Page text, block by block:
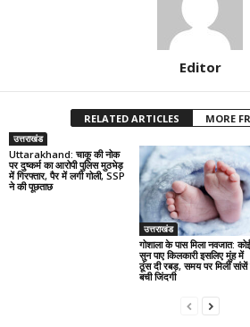
Editor
RELATED ARTICLES MORE
उत्तराखंड
Uttarakhand: चाकू की नोक
पर दुष्कर्म का आरोपी पुलिस मुठभेड़
में गिरफ्तार, पैर में लगी गोली, SSP
ने की पूछताछ
उत्तराखंड
गोशाला के पास मिला नवजात:
सुन पाए किलकारी इसलिए मुंह में
ठूंस दी रबड़, समय पर मिलीं सांसें
बची जिंदगी